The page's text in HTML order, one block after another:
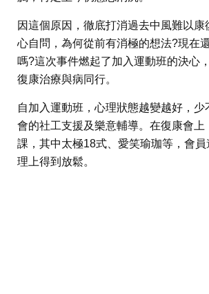
因這個原因，徹底打消過去中風難以康
心自問，為何從前有消極的想法?現在
嗎?這次事件燃起了加入運動班的決心
復康治療與病同行。
自加入運動班，心理狀態越變越好，少
會的社工支援及樂意輔導。在復康會上
課，其中太極18式、愛笑瑜珈等，會
理上得到放鬆。